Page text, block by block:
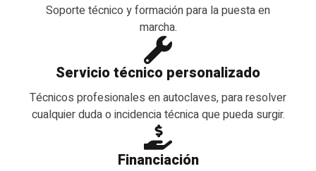
Soporte técnico y formación para la puesta en
marcha.
Servicio técnico personalizado
Técnicos profesionales en autoclaves, para resolver
cualquier duda o incidencia técnica que pueda surgir.
Financiación